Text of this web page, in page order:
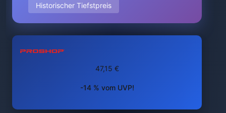
Historischer Tiefstpreis
47,15 €
-14 % vom UVP!